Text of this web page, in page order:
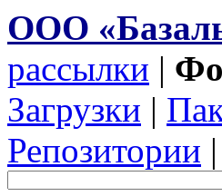
ООО
рассылки |
Загрузки |
Репозитории |